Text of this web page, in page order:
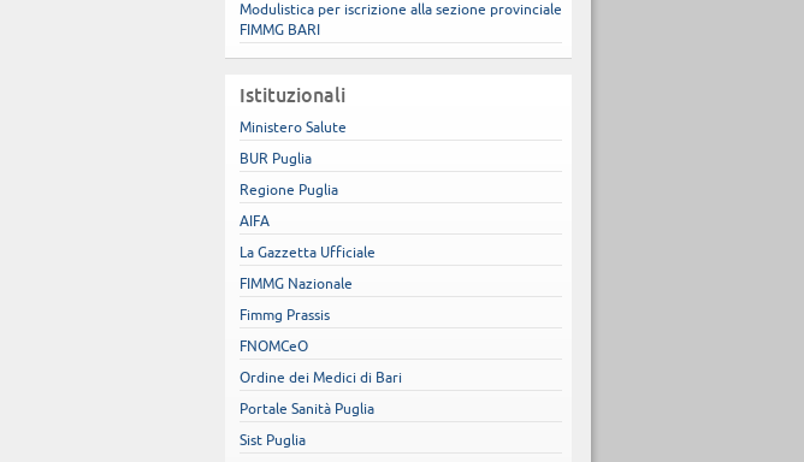
Modulistica per iscrizione alla sezione provinciale
FIMMG BARI
Istituzionali
Ministero Salute
BUR Puglia
Regione Puglia
AIFA
La Gazzetta Ufficiale
FIMMG Nazionale
Fimmg Prassis
FNOMCeO
Ordine dei Medici di Bari
Portale Sanità Puglia
Sist Puglia